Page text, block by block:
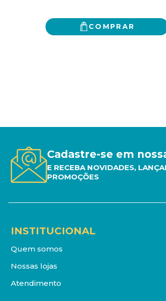
COMPRAR
Cadastre-se em
E RECEBA NOVIDADES,
PROMOÇÕES
INSTITUCIONAL
Quem somos
Nossas lojas
Atendimento